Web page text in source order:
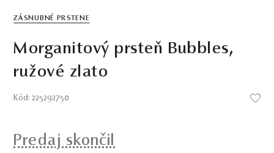
ZÁSNUBNÉ PRSTENE
Morganitový prsteň Bubbles,
ružové zlato
Kód: 225292750
Predaj skončil